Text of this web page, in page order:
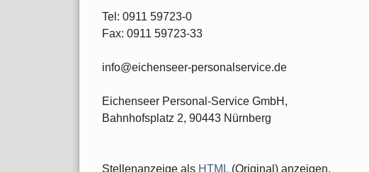
Tel: 0911 59723-0
Fax: 0911 59723-33
info@eichenseer-personalservice.de
Eichenseer Personal-Service GmbH,
Bahnhofsplatz 2, 90443 Nürnberg
Stellenanzeige als HTML (Original) anzeigen.